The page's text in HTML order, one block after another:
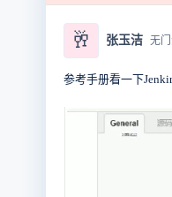
🥂 张玉洁 无
参考手册看一下